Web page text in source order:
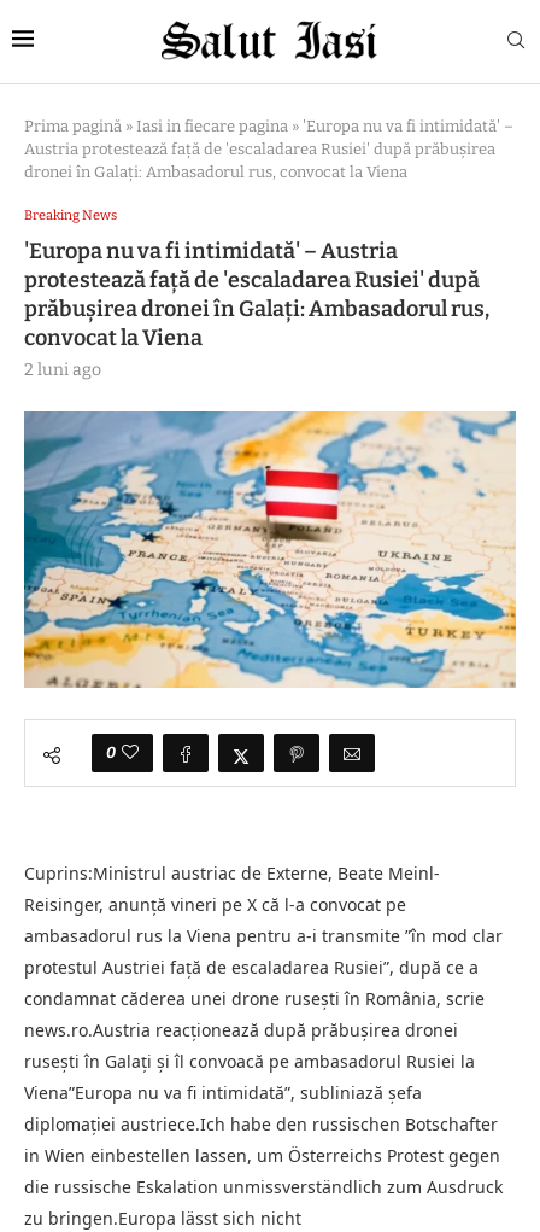
Prima pagină » Iasi in fiecare pagina » 'Europa nu va fi intimidată' –
Austria protestează față de 'escaladarea Rusiei' după prăbușirea
dronei în Galați: Ambasadorul rus, convocat la Viena
Breaking News
'Europa nu va fi intimidată' – Austria
protestează față de 'escaladarea Rusiei' după
prăbușirea dronei în Galați: Ambasadorul rus,
convocat la Viena
2 luni ago
0
Cuprins:Ministrul austriac de Externe, Beate Meinl-
Reisinger, anunţă vineri pe X că l-a convocat pe
ambasadorul rus la Viena pentru a-i transmite ”în mod clar
protestul Austriei faţă de escaladarea Rusiei”, după ce a
condamnat căderea unei drone ruseşti în România, scrie
news.ro.Austria reacționează după prăbușirea dronei
rusești în Galați și îl convoacă pe ambasadorul Rusiei la
Viena”Europa nu va fi intimidată”, subliniază şefa
diplomaţiei austriece.Ich habe den russischen Botschafter
in Wien einbestellen lassen, um Österreichs Protest gegen
die russische Eskalation unmissverständlich zum Ausdruck
zu bringen.Europa lässt sich nicht